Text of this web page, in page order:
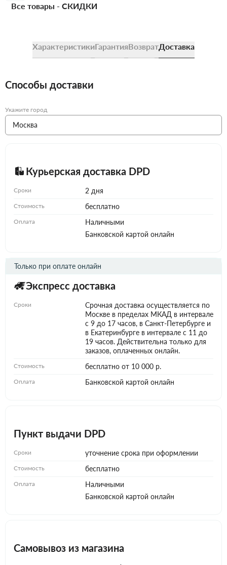
Все товары - СКИДКИ
ХарактеристикиГарантияВозвратДоставка
Способы доставки
Укажите город
Курьерская доставка DPD
Сроки 2 дня
Стоимость бесплатно
Оплата
Наличными
Банковской картой онлайн
Экспресс доставка
Только при оплате онлайн
Сроки
Срочная доставка осуществляется по
Москве в пределах МКАД в интервале
с 9 до 17 часов, в Санкт-Петербурге и
в Екатеринбурге в интервале с 11 до
19 часов. Действительна только для
заказов, оплаченных онлайн.
Стоимость бесплатно от 10 000 р.
Оплата Банковской картой онлайн
Пункт выдачи DPD
Сроки уточнение срока при оформлении
Стоимость бесплатно
Оплата
Наличными
Банковской картой онлайн
Самовывоз из магазина